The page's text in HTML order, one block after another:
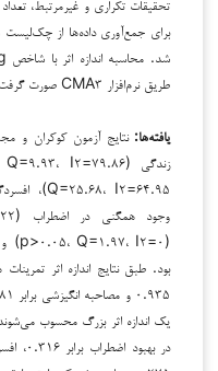
برای جمع‌آوری داده‌ها از
طریق نرم‌افزار CMA۳ صورت گرفت.
یافته‌ها:
بود. طبق نتایج اندازه اثر
یک اندازه اثر بزرگ محسوب